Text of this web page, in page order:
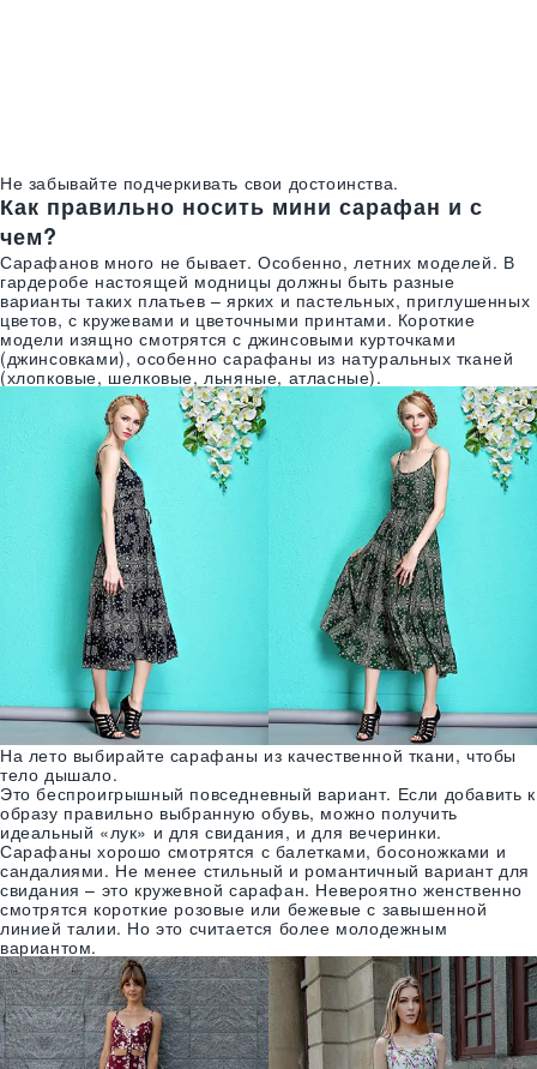
Не забывайте подчеркивать свои достоинства.
Как правильно носить мини сарафан и с
чем?
Сарафанов много не бывает. Особенно, летних моделей. В
гардеробе настоящей модницы должны быть разные
варианты таких платьев – ярких и пастельных, приглушенных
цветов, с кружевами и цветочными принтами. Короткие
модели изящно смотрятся с джинсовыми курточками
(джинсовками), особенно сарафаны из натуральных тканей
(хлопковые, шелковые, льняные, атласные).
На лето выбирайте сарафаны из качественной ткани, чтобы
тело дышало.
Это беспроигрышный повседневный вариант. Если добавить к
образу правильно выбранную обувь, можно получить
идеальный «лук» и для свидания, и для вечеринки.
Сарафаны хорошо смотрятся с балетками, босоножками и
сандалиями. Не менее стильный и романтичный вариант для
свидания – это кружевной сарафан. Невероятно женственно
смотрятся короткие розовые или бежевые с завышенной
линией талии. Но это считается более молодежным
вариантом.